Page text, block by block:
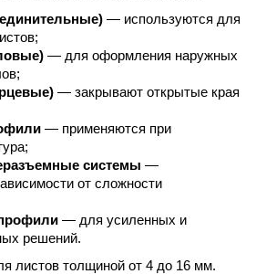
— используются для
— для оформления наружных
— закрывают открытые края
— применяются при
системы —
от сложности
— для усиленных и
решений.
листов толщиной от 4 до 16 мм.